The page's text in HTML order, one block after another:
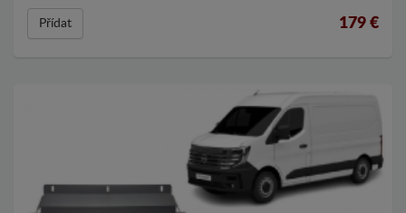
Přídat 179 €